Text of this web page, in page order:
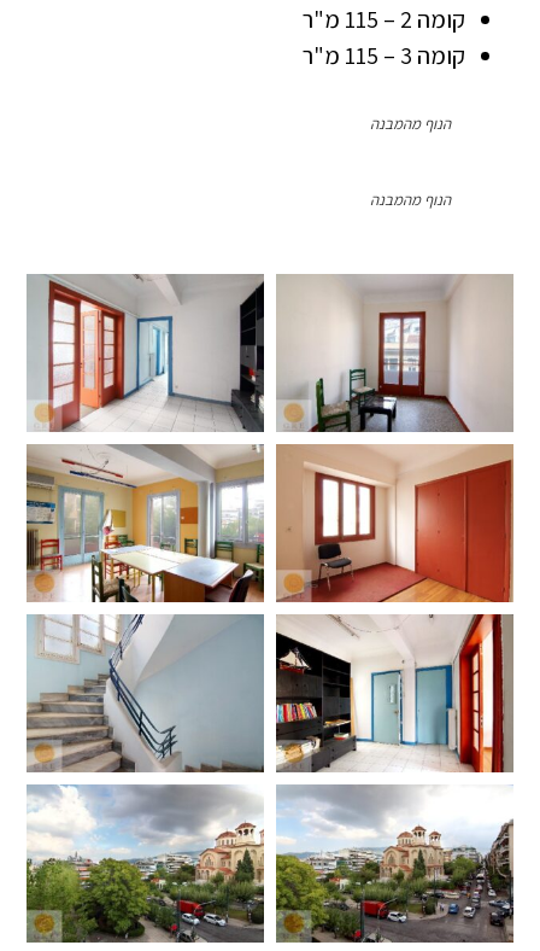
קומה 2 – 115 מ"ר
קומה 3 – 115 מ"ר
הנוף מהמבנה
הנוף מהמבנה